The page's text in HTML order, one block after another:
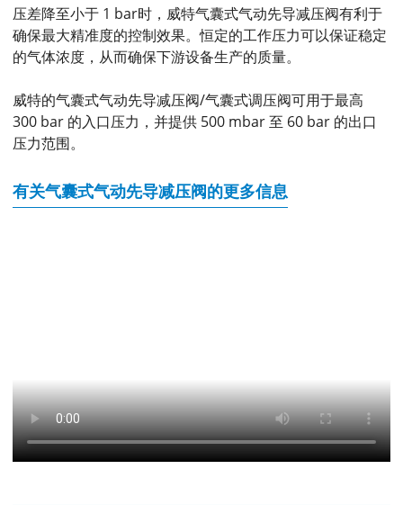
压差降至小于 1 bar时，威特气囊式气动先导减压阀有利于
确保最大精准度的控制效果。恒定的工作压力可以保证稳定
的气体浓度，从而确保下游设备生产的质量。
威特的气囊式气动先导减压阀/气囊式调压阀可用于最高
300 bar 的入口压力，并提供 500 mbar 至 60 bar 的出口
压力范围。
有关气囊式气动先导减压阀的更多信息